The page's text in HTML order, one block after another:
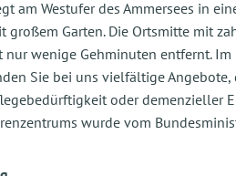
am Westufer des Ammersees in
großem Garten. Die Ortsmitte mit
nur wenige Gehminuten entfernt.
Sie bei uns vielfältige
oder demenzieller
wurde vom